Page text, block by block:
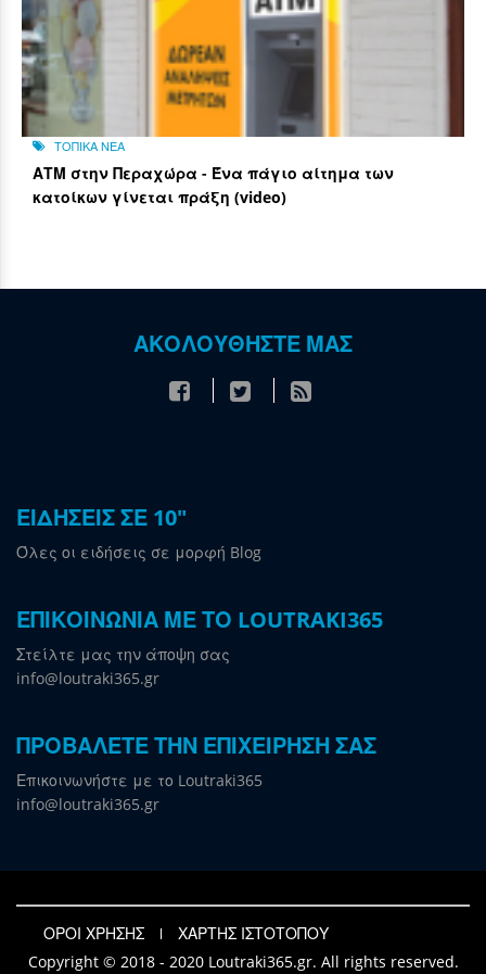
ΤΟΠΙΚΑ ΝΕΑ
ΑΤΜ στην Περαχώρα - Ένα πάγιο αίτημα των
κατοίκων γίνεται πράξη (video)
ΑΚΟΛΟΥΘΗΣΤΕ ΜΑΣ
ΕΙΔΗΣΕΙΣ ΣΕ 10"
Όλες οι ειδήσεις σε μορφή Blog
ΕΠΙΚΟΙΝΩΝΙΑ ΜΕ ΤΟ LOUTRAKI365
Στείλτε μας την άποψη σας
info@loutraki365.gr
ΠΡΟΒΑΛΕΤΕ ΤΗΝ ΕΠΙΧΕΙΡΗΣΗ ΣΑΣ
Επικοινωνήστε με το Loutraki365
info@loutraki365.gr
ΟΡΟΙ ΧΡΗΣΗΣ
ΧΑΡΤΗΣ ΙΣΤΟΤΟΠΟΥ
Copyright © 2018 - 2020 Loutraki365.gr. All rights reserved.